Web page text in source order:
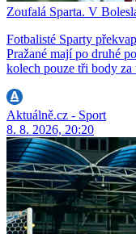
Zoufalá Sparta. V
Fotbalisté Sparty
Pražané mají po druhé
kolech pouze tři body
Aktuálně.cz - Sport
8. 8. 2026, 20:20